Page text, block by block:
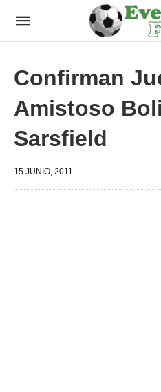
Confirman
Amistoso
Sarsfield
15 JUNIO, 2011